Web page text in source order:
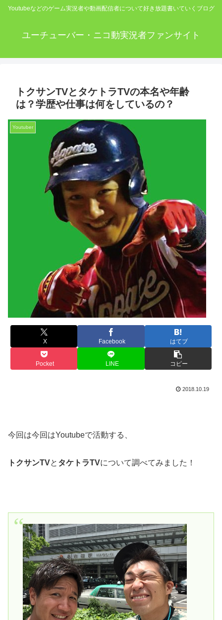
Youtubeなどのゲーム実況者や動画配信者について好き放題書いていくブログ
ユーチューバー・ニコ動実況者ファンサイト
トクサンTVとタケトラTVの本名や年齢
は？学歴や仕事は何をしているの？
Youtuber
X Facebook はてブ
Pocket LINE コピー
2018.10.19
今回は今回はYoutubeで活動する、
トクサンTVと タケトラTVについて調べてみました！